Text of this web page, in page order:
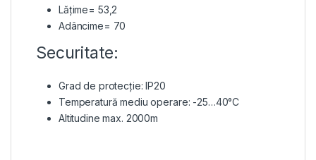
Lățime= 53,2
Adâncime= 70
Securitate:
Grad de protecție: IP20
Temperatură mediu operare: -25…40°C
Altitudine max. 2000m